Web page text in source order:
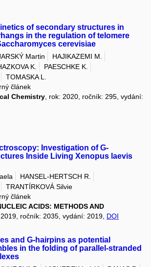
of secondary structures in
in the regulation of telomere
cerevisiae
Martin
HAJIKAZEMI M.
K.
PAESCHKE K.
TOMASKA L.
článek
Chemistry, rok: 2020, ročník: 295, vydání:
Investigation of G-
Inside Living Xenopus laevis
HANSEL-HERTSCH R.
TRANTÍRKOVÁ Silvie
článek
ACIDS: METHODS AND
ročník: 2035, vydání: 2019, DOI
and G-hairpins as potential
in the folding of parallel-stranded